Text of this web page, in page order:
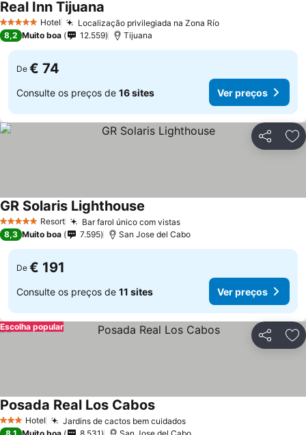
5 Estrelas Hotel Localização privilegiada na Zona Río
Real Inn Tijuana
8,2 Muito boa 12.559 Tijuana
De € 74
Consulte os preços de 16 sites Ver preços
Partilhar
5 Estrelas Resort Bar farol único com vistas
GR Solaris Lighthouse
8,3 Muito boa 7.595 San Jose del Cabo
De € 191
Consulte os preços de 11 sites Ver preços
Partilhar
Escolha popular
3 EstrelasHotel Jardins de cactos bem cuidados
Posada Real Los Cabos